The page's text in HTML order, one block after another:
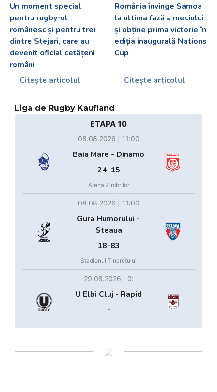
Un moment special
pentru rugby-ul
românesc și pentru trei
dintre Stejari, care au
devenit oficial cetățeni
români
Citește articolul
România învinge Samoa
la ultima fază a meciului
și obține prima victorie în
ediția inaugurală Nations
Cup
Citește articolul
Liga de Rugby Kaufland
ETAPA 10
08.08.2026 | 11:00
Baia Mare - Dinamo
24-15
Arena Zimbrilor
08.08.2026 | 11:00
Gura Humorului -
Steaua
18-83
Stadionul Tineretului
29.08.2026 | 0:
U Elbi Cluj - Rapid
-